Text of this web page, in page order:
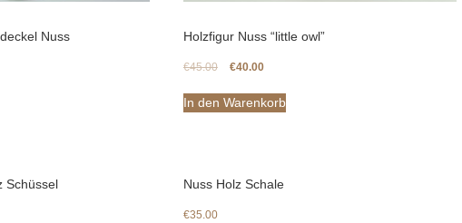
Nuss Holzfigur Nuss “little owl”
€45.00 €40.00
In den Warenkorb
Schüssel Nuss Holz Schale
€35.00